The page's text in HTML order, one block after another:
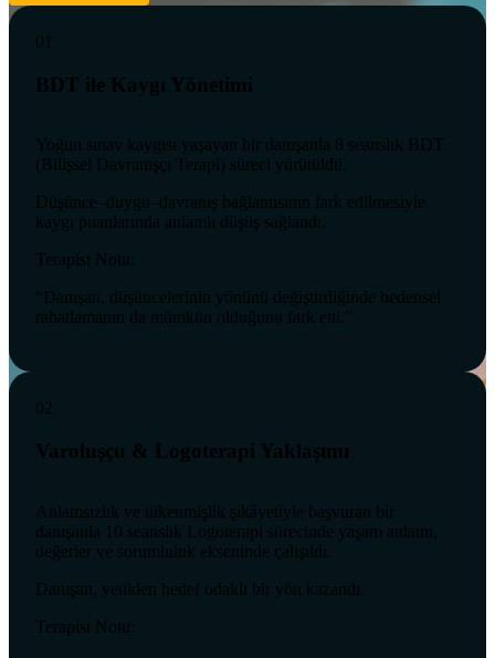
01
BDT ile Kaygı Yönetimi
Yoğun sınav kaygısı yaşayan bir danışanla 8 seanslık BDT
(Bilişsel Davranışçı Terapi) süreci yürütüldü.
Düşünce–duygu–davranış bağlantısının fark edilmesiyle
kaygı puanlarında anlamlı düşüş sağlandı.
Terapist Notu:
“Danışan, düşüncelerinin yönünü değiştirdiğinde bedensel
rahatlamanın da mümkün olduğunu fark etti.”
02
Varoluşçu & Logoterapi Yaklaşımı
Anlamsızlık ve tükenmişlik şikâyetiyle başvuran bir
danışanla 10 seanslık Logoterapi sürecinde yaşam anlamı,
değerler ve sorumluluk ekseninde çalışıldı.
Danışan, yeniden hedef odaklı bir yön kazandı.
Terapist Notu: